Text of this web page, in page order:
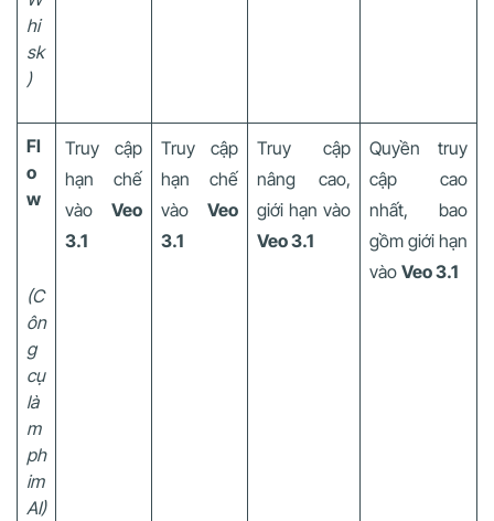
hi
sk
)
Fl
o
w
(C
ôn
g
cụ
là
m
ph
im
AI)
Truy cập
hạn chế
vào Veo
3.1
Truy cập
hạn chế
vào Veo
3.1
Truy cập
nâng cao,
giới hạn vào
Veo 3.1
Quyền truy
cập cao
nhất, bao
gồm giới hạn
vào Veo 3.1